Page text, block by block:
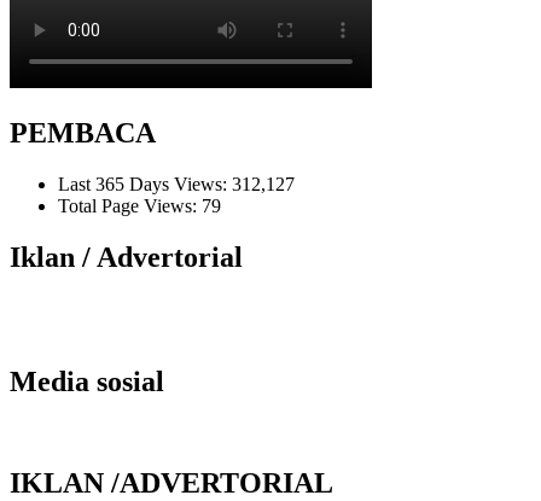
PEMBACA
Last 365 Days Views: 312,127
Total Page Views: 79
Iklan / Advertorial
Media sosial
IKLAN /ADVERTORIAL